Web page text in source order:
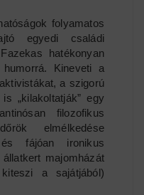
folyamatos
egyedi családi
hatékonyan
Kineveti a
a szigorú
„kilakoltatják” egy
filozofikus
elmélkedése
és fájóan ironikus
majomházát
a sajátjából)